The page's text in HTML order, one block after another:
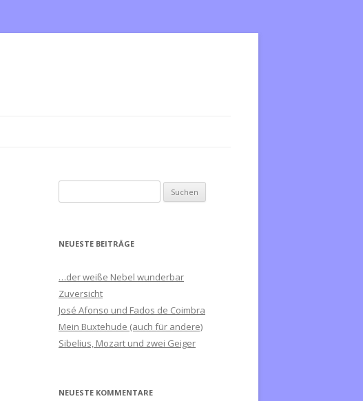
u
h
n
a
c
h
NEUESTE BEITRÄGE
…der weiße Nebel wunderbar
Zuversicht
José Afonso und Fados de Coimbra
Mein Buxtehude (auch für andere)
Sibelius, Mozart und zwei Geiger
NEUESTE KOMMENTARE